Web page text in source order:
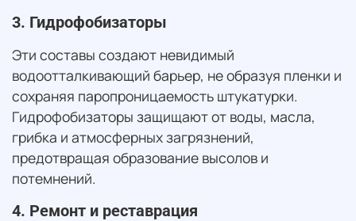
3. Гидрофобизаторы
Эти составы создают невидимый
водоотталкивающий барьер, не образуя пленки и
сохраняя паропроницаемость штукатурки.
Гидрофобизаторы защищают от воды, масла,
грибка и атмосферных загрязнений,
предотвращая образование высолов и
потемнений.
4. Ремонт и реставрация